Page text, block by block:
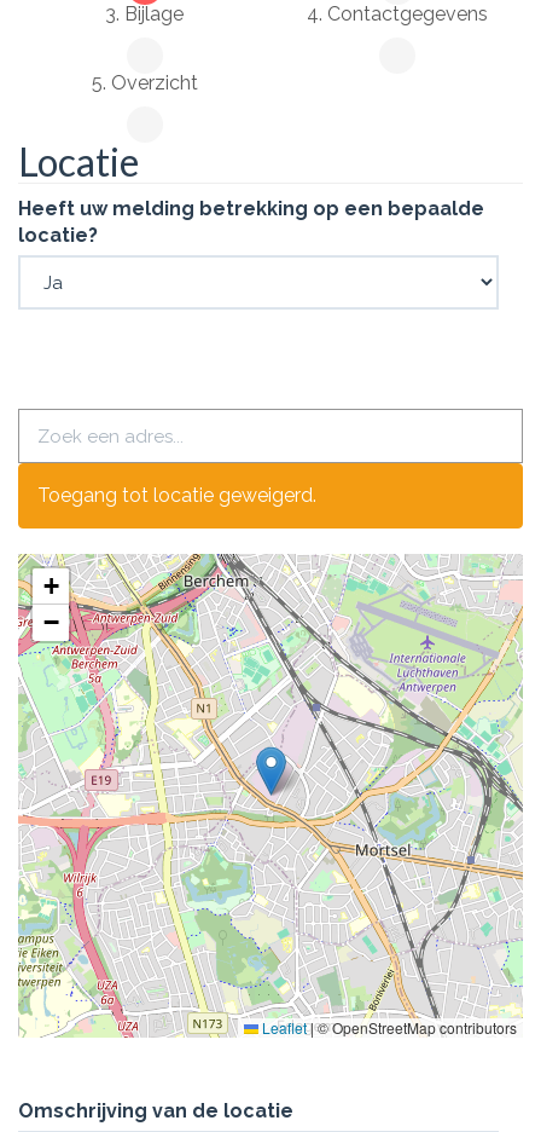
3. Bijlage 4. Contactgegevens
5. Overzicht
Locatie
Heeft uw melding betrekking op een bepaalde
locatie?
Toegang tot locatie geweigerd.
+
−
Leaflet|© OpenStreetMap contributors
Omschrijving van de locatie